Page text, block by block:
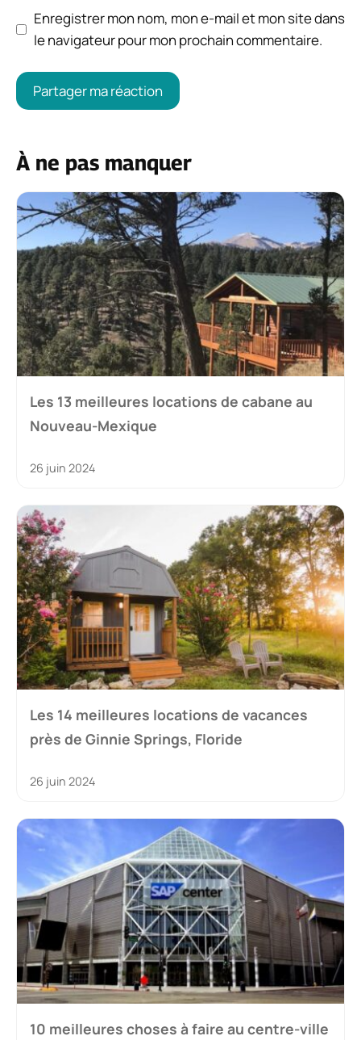
Enregistrer mon nom, mon e-mail et mon site dans
le navigateur pour mon prochain commentaire.
À ne pas manquer
Les 13 meilleures locations de cabane au
Nouveau-Mexique
26 juin 2024
Les 14 meilleures locations de vacances
près de Ginnie Springs, Floride
26 juin 2024
10 meilleures choses à faire au centre-ville